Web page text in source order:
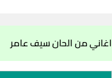
اغاني من الحان سيف عامر